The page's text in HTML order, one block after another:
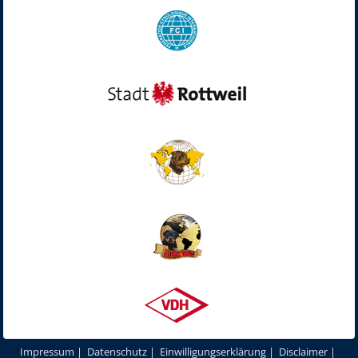
Impressum | Datenschutz | Einwilligungserklärung | Disclaimer |